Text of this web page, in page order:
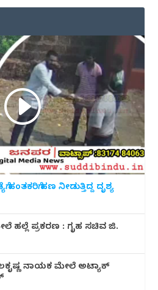
ಹಂತಕರಿಗೆ ಹಣ ನೀಡುತ್ತಿದ್ದ ದೃಶ್ಯ
ಹಲ್ಲೆ ಪ್ರಕರಣ : ಗೃಹ ಸಚಿವ ಜಿ.
ನಾಯಕ ಮೇಲೆ ಅಟ್ಯಾಕ್